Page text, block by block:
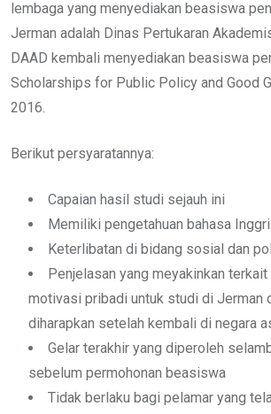
lembaga yang menyediakan beasiswa
Jerman adalah Dinas Pertukaran
DAAD kembali menyediakan beasiswa
Scholarships for Public Policy and Good
2016.
Berikut persyaratannya:
Capaian hasil studi sejauh ini
Memiliki pengetahuan bahasa
Keterlibatan di bidang sosial dan
Penjelasan yang meyakinkan
motivasi pribadi untuk studi di Jerman
diharapkan setelah kembali di negara
Gelar terakhir yang diperoleh
sebelum permohonan beasiswa
Tidak berlaku bagi pelamar yang